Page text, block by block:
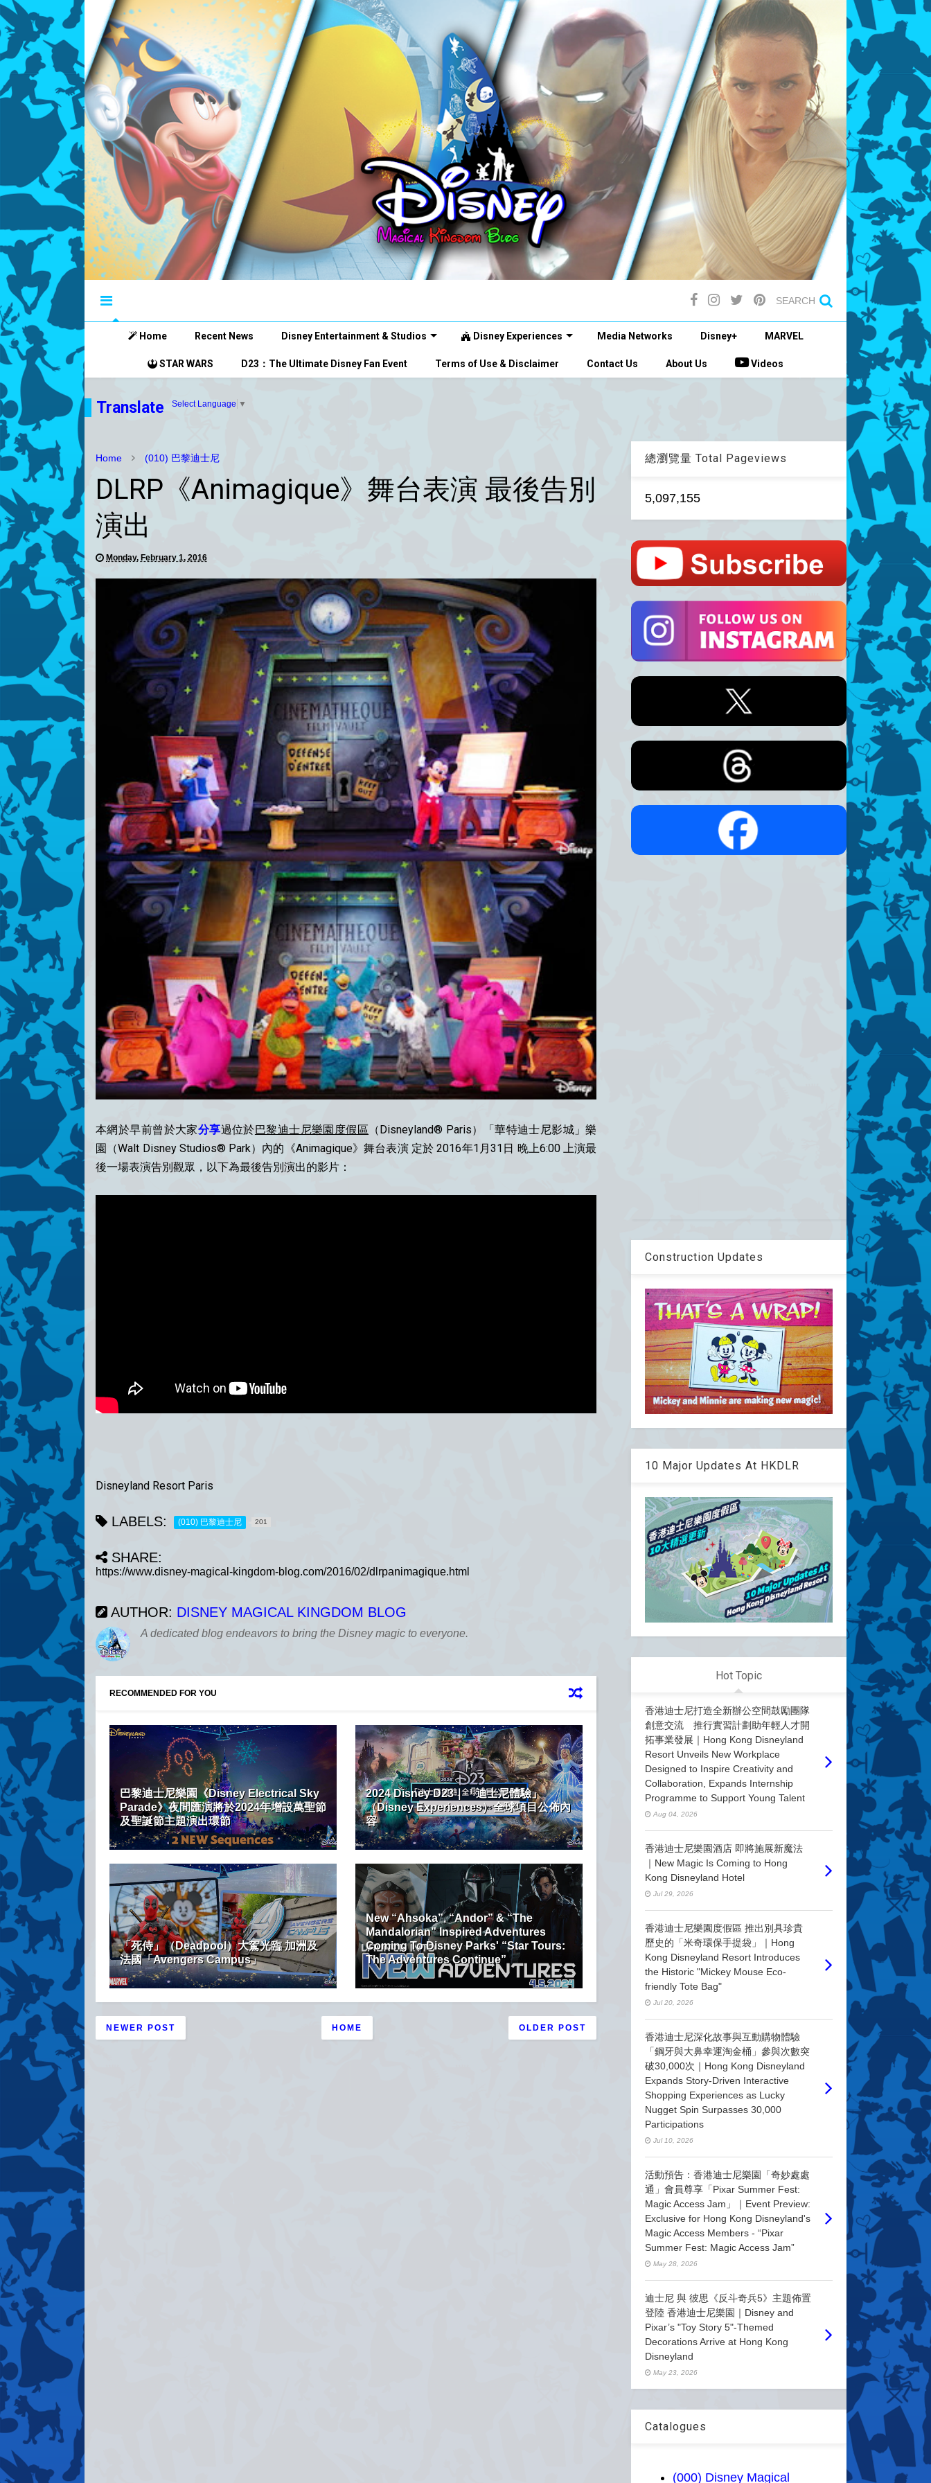
SEARCH
Home Recent News Disney Entertainment & Studios Disney Experiences Media Networks Disney+ MARVEL
STAR WARS D23：The Ultimate Disney Fan Event Terms of Use & Disclaimer Contact Us About Us Videos
Translate Select Language ▼
Home (010) 巴黎迪士尼
DLRP《Animagique》舞台表演 最後告別
演出
Monday, February 1, 2016
本網於早前曾於大家分享過位於巴黎迪士尼樂園度假區 （Disneyland® Paris）「華特迪士尼影城」樂
園（Walt Disney Studios® Park）內的《Animagique》舞台表演 定於 2016年1月31日 晚上6:00 上演最
後一場表演告別觀眾，以下為最後告別演出的影片：
Disneyland Resort Paris
LABELS: (010) 巴黎迪士尼 201
SHARE:
AUTHOR: DISNEY MAGICAL KINGDOM BLOG
A dedicated blog endeavors to bring the Disney magic to everyone.
RECOMMENDED FOR YOU
巴黎迪士尼樂園《Disney Electrical Sky
Parade》夜間匯演將於2024年增設萬聖節
及聖誕節主題演出環節
2024 Disney D23｜「迪士尼體驗」
（Disney Experiences）全球項目公佈內
容
「死侍」（Deadpool）大駕光臨 加洲及
法國「Avengers Campus」
New “Ahsoka”, “Andor” & “The
Mandalorian” Inspired Adventures
Coming To Disney Parks' “Star Tours:
The Adventures Continue”
NEWER POST OLDER POST
HOME
總瀏覽量 Total Pageviews
5,097,155
Construction Updates
10 Major Updates At HKDLR
Hot Topic
香港迪士尼打造全新辦公空間鼓勵團隊
創意交流 推行實習計劃助年輕人才開
拓事業發展｜Hong Kong Disneyland
Resort Unveils New Workplace
Designed to Inspire Creativity and
Collaboration, Expands Internship
Programme to Support Young Talent
Aug 04, 2026
香港迪士尼樂園酒店 即將施展新魔法
｜New Magic Is Coming to Hong
Kong Disneyland Hotel
Jul 29, 2026
香港迪士尼樂園度假區 推出別具珍貴
歷史的「米奇環保手提袋」｜Hong
Kong Disneyland Resort Introduces
the Historic "Mickey Mouse Eco-
friendly Tote Bag"
Jul 20, 2026
香港迪士尼深化故事與互動購物體驗
「鋼牙與大鼻幸運淘金桶」參與次數突
破30,000次｜Hong Kong Disneyland
Expands Story-Driven Interactive
Shopping Experiences as Lucky
Nugget Spin Surpasses 30,000
Participations
Jul 10, 2026
活動預告：香港迪士尼樂園「奇妙處處
通」會員尊享「Pixar Summer Fest:
Magic Access Jam」｜Event Preview:
Exclusive for Hong Kong Disneyland's
Magic Access Members - “Pixar
Summer Fest: Magic Access Jam”
May 28, 2026
迪士尼 與 彼思《反斗奇兵5》主題佈置
登陸 香港迪士尼樂園｜Disney and
Pixar’s "Toy Story 5"-Themed
Decorations Arrive at Hong Kong
Disneyland
May 23, 2026
Catalogues
(000) Disney Magical